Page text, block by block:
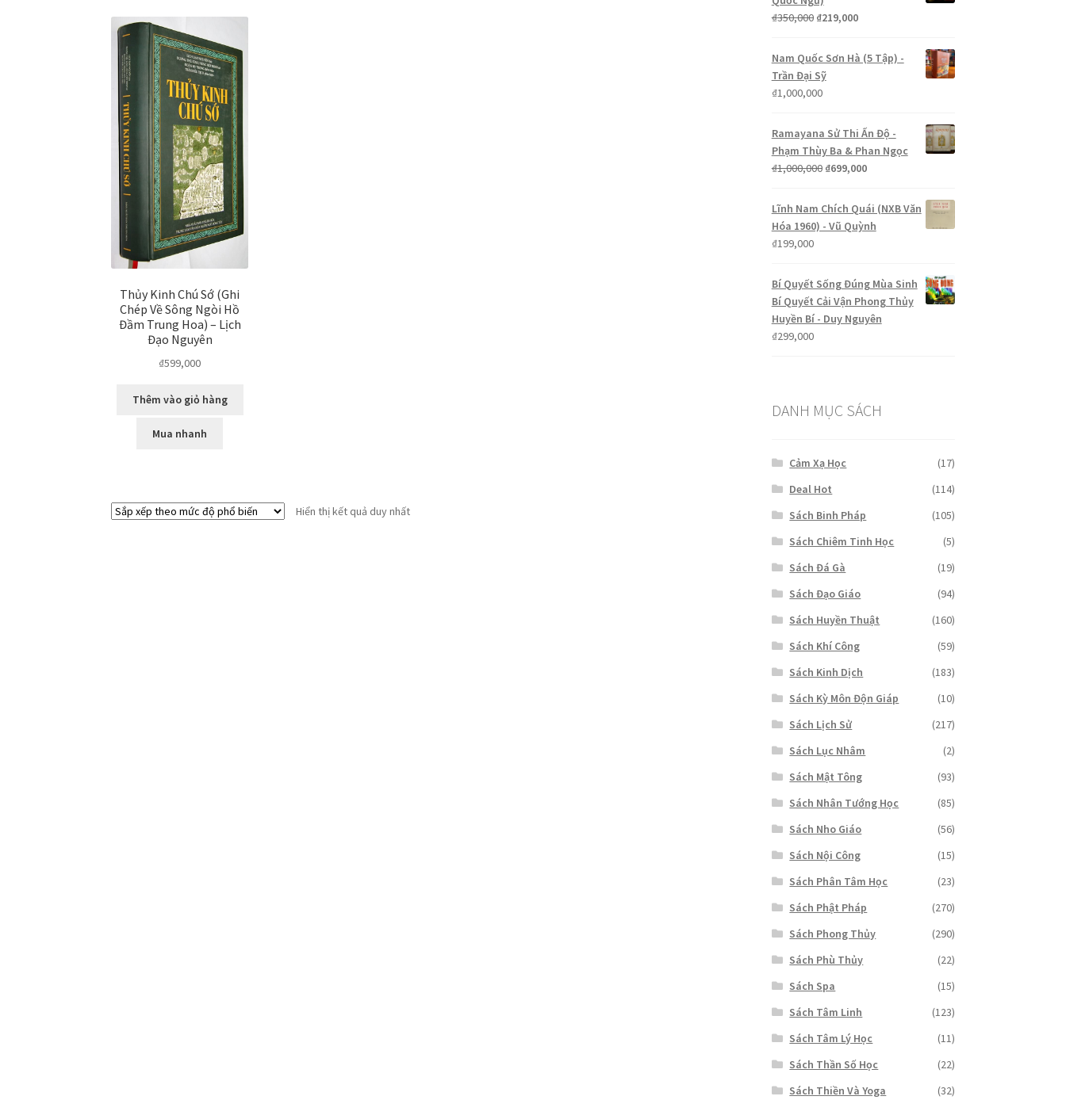
Thủy Kinh Chú Sớ (Ghi
Chép Về Sông Ngòi Hồ
Đầm Trung Hoa) – Lịch
Đạo Nguyên
₫599,000
Thêm vào giỏ hàng
Mua nhanh
Hiển thị kết quả duy nhất
₫350,000 Giá
là:
₫350,000.
₫219,000Giá
tại
Nam Quốc Sơn Hà (5 Tập) -
Trần Đại Sỹ
₫1,000,000
Ramayana Sử Thi Ấn Độ -
Phạm Thùy Ba & Phan Ngọc
₫1,000,000 Giá
là:
₫1,000,000.
₫699,000Giá
tại
là:
Lĩnh Nam Chích Quái (NXB Văn
Hóa 1960) - Vũ Quỳnh
₫199,000
Bí Quyết Sống Đúng Mùa Sinh
Bí Quyết Cải Vận Phong Thủy
Huyền Bí - Duy Nguyên
₫299,000
DANH MỤC SÁCH
Cảm Xạ Học
(17)
Deal Hot
(114)
Sách Binh Pháp
(105)
Sách Chiêm Tinh Học
(5)
Sách Đá Gà
(19)
Sách Đạo Giáo
(94)
Sách Huyền Thuật
(160)
Sách Khí Công
(59)
Sách Kinh Dịch
(183)
Sách Kỳ Môn Độn Giáp
(10)
Sách Lịch Sử
(217)
Sách Lục Nhâm
(2)
Sách Mật Tông
(93)
Sách Nhân Tướng Học
(85)
Sách Nho Giáo
(56)
Sách Nội Công
(15)
Sách Phân Tâm Học
(23)
Sách Phật Pháp
(270)
Sách Phong Thủy
(290)
Sách Phù Thủy
(22)
Sách Spa
(15)
Sách Tâm Linh
(123)
Sách Tâm Lý Học
(11)
Sách Thần Số Học
(22)
Sách Thiền Và Yoga
(32)